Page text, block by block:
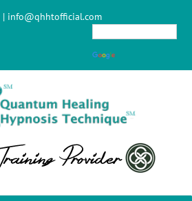
| info@qhhtofficial.com